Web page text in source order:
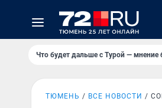
Что будет дальше с Турой — мнение
ТЮМЕНЬ ВСЕ НОВОСТИ